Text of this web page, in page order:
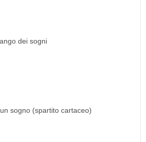
dei sogni
sogno (spartito cartaceo)